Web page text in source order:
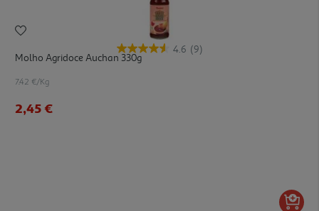
4.6 (9)
Molho Agridoce Auchan 330g
7.42 €/Kg
2,45 €